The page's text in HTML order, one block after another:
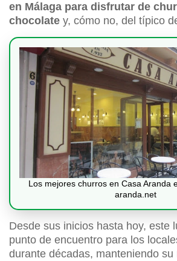
en Málaga para disfrutar de
chocolate y, cómo no, del típico
Los mejores churros en Casa Aranda
aranda.net
Desde sus inicios hasta hoy, este
punto de encuentro para los
durante décadas, manteniendo su